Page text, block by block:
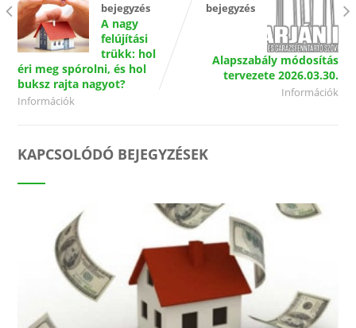
bejegyzés
A nagy
felújítási
trükk: hol
éri meg spórolni, és hol
buksz rajta nagyot?
Információk
bejegyzés
Alapszabály módosítás
tervezete 2026.03.30.
Információk
KAPCSOLÓDÓ BEJEGYZÉSEK